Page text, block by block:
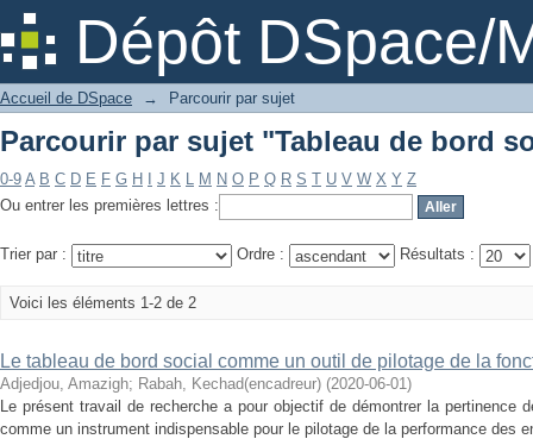
Dépôt DSpace/
Parcourir par sujet "Tableau de bord
Accueil de DSpace → Parcourir par sujet
Parcourir par sujet "Tableau de bord
0-9 A B C D E F G H J K L M N O P Q R S T U V W X Y Z
Ou entrer les premières lettres :
Trier par : Ordre : Résultats :
Voici les éléments 1-2 de 2
Le tableau de bord social comme un outil de pilotage de la
Adjedjou, Amazigh; Rabah, Kechad(encadreur) (2020-06-01)
Le présent travail de recherche a pour objectif de démontrer la pertinence
comme un instrument indispensable pour le pilotage de la performance des